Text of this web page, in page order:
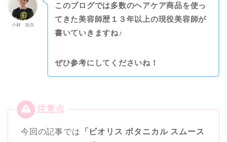
小林 拓矢
このブログでは多数のヘアケア商品を使っ
てきた美容師歴１３年以上の現役美容師が
書いていきますね♪
ぜひ参考にしてくださいね！
今回の記事では 「ビオリス ボタニカル スムース